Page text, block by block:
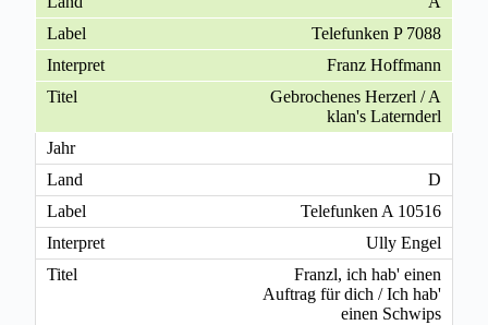
Telefunken P 7088
Franz Hoffmann
Gebrochenes Herzerl / A
klan's Laternderl
D
Telefunken A 10516
Ully Engel
Franzl, ich hab' einen
Auftrag für dich / Ich hab'
einen Schwips